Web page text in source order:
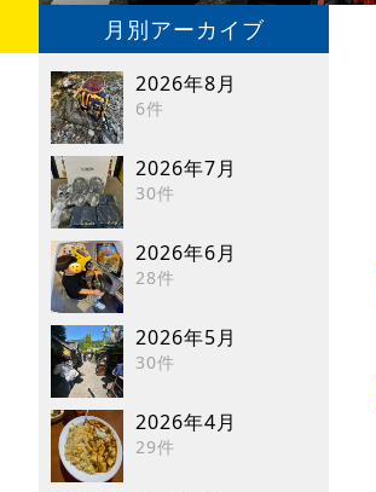
月別アーカイブ
2026年8月
6件
2026年7月
30件
2026年6月
28件
2026年5月
30件
2026年4月
29件